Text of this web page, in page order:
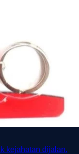
kejahatan dijalan.